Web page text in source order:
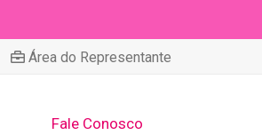
Área do Representante
Fale Conosco